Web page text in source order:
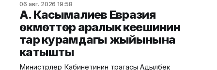
жерге төгүү фактысы аныкталды. Бул тууралуу
Жаратылыш ресурстары, экология жана
техникалык көзөмөл министрлигинен билдиришти.
Маалыматка ылайык, Экологиялык жана
техникалык көзөмөл кызматынын Ысык-Көл
регионалдык башкармалыгынын тескөөчүлөрү
жүргүзгөн текшерүүдө экологиялык талаптарды
06 авг. 2026 19:58
А. Касымалиев Евразия
өкмөттөр аралык кеңешинин
тар курамдагы жыйынына
катышты
Министрлер Кабинетинин төрагасы Адылбек